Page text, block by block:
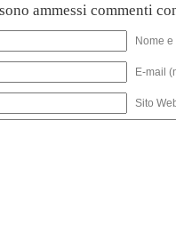
ammessi commenti
Nome
E-mail
Sito